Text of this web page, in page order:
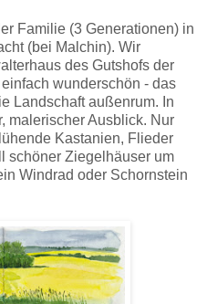
Familie (3 Generationen) in
(bei Malchin). Wir
des Gutshofs der
wunderschön - das
Landschaft außenrum. In
malerischer Ausblick. Nur
Kastanien, Flieder
schöner Ziegelhäuser um
Windrad oder Schornstein